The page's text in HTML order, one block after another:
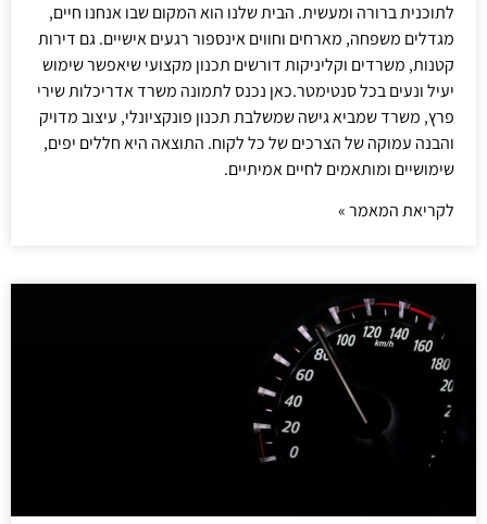
לתוכנית ברורה ומעשית. הבית שלנו הוא המקום שבו אנחנו חיים,
מגדלים משפחה, מארחים וחווים אינספור רגעים אישיים. גם דירות
קטנות, משרדים וקליניקות דורשים תכנון מקצועי שיאפשר שימוש
יעיל ונעים בכל סנטימטר.כאן נכנס לתמונה משרד אדריכלות שירי
פרץ, משרד שמביא גישה שמשלבת תכנון פונקציונלי, עיצוב מדויק
והבנה עמוקה של הצרכים של כל לקוח. התוצאה היא חללים יפים,
שימושיים ומותאמים לחיים אמיתיים.
לקריאת המאמר »